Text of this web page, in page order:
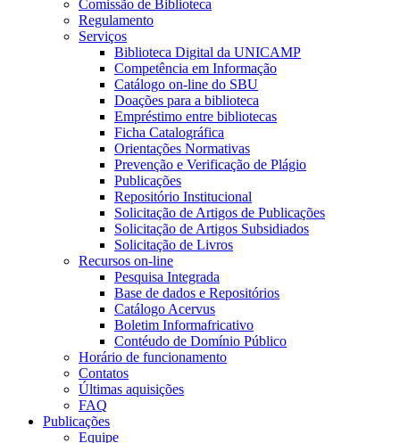
Comissão de Biblioteca
Regulamento
Serviços
Biblioteca Digital da UNICAMP
Competência em Informação
Catálogo on-line do SBU
Doações para a biblioteca
Empréstimo entre bibliotecas
Ficha Catalográfica
Orientações Normativas
Prevenção e Verificação de Plágio
Publicações
Repositório Institucional
Solicitação de Artigos de Publicações
Solicitação de Artigos Subsidiados
Solicitação de Livros
Recursos on-line
Pesquisa Integrada
Base de dados e Repositórios
Catálogo Acervus
Boletim Informafricativo
Contéudo de Domínio Público
Horário de funcionamento
Contatos
Últimas aquisições
FAQ
Publicações
Equipe